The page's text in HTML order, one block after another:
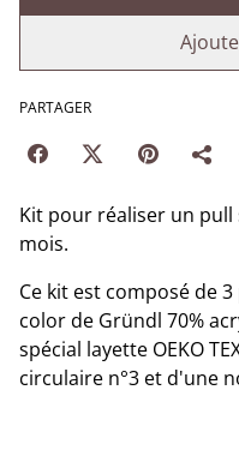
PARTAGER
Kit pour réaliser un pull
mois.
Ce kit est composé de
color de Gründl 70%
spécial layette OEKO
circulaire n°3 et d'une